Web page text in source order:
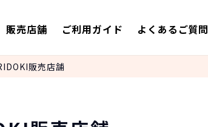
販売店舗 ご利用ガイド よくあるご質問
販売店舗